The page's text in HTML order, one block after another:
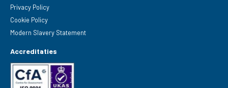
Privacy Policy
Cookie Policy
Modern Slavery Statement
Accreditaties